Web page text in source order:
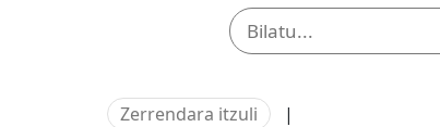
Zerrendara itzuli |